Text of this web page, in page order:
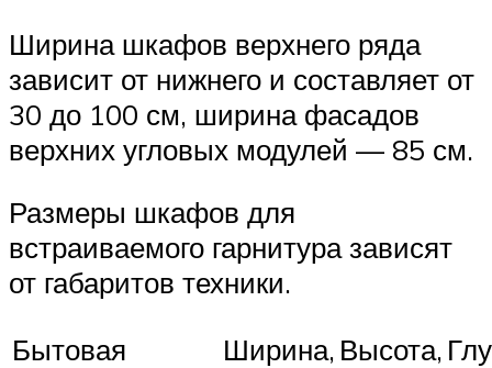
Ширина шкафов верхнего ряда
зависит от нижнего и составляет от
30 до 100 см, ширина фасадов
верхних угловых модулей — 85 см.
Размеры шкафов для
встраиваемого гарнитура зависят
от габаритов техники.
Бытовая
Ширина, Высота,